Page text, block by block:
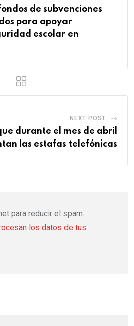
de subvenciones
para apoyar
escolar en
NEXT POST
durante el mes de abril
las estafas telefónicas
para reducir el spam.
los datos de tus